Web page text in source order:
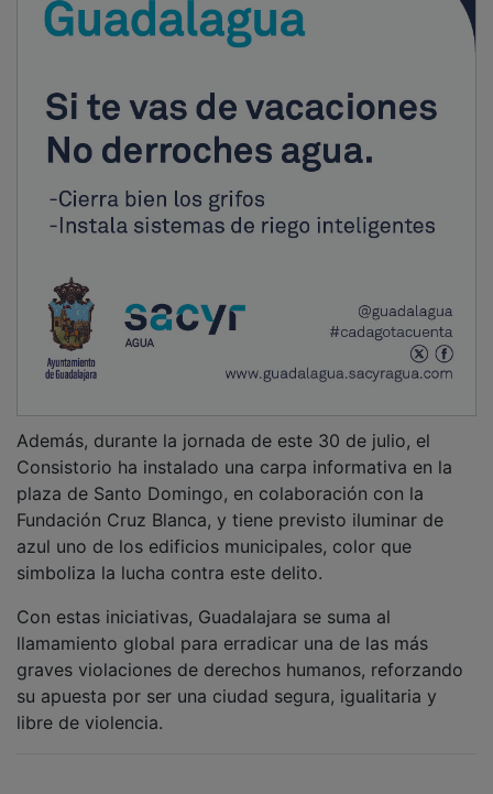
Consistorio ha instalado una carpa informativa en la
plaza de Santo Domingo, en colaboración con la
Fundación Cruz Blanca, y tiene previsto iluminar de
azul uno de los edificios municipales, color que
simboliza la lucha contra este delito.
llamamiento global para erradicar una de las más
graves violaciones de derechos humanos, reforzando
su apuesta por ser una ciudad segura, igualitaria y
libre de violencia.